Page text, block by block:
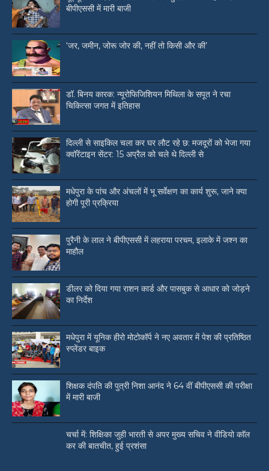
बीपीएससी में मारी बाजी
‘जर, जमीन, जोरू जोर की, नहीं तो किसी और की’
डॉ. बिनय कारक: न्यूरोफिजिशियन मिथिला के सपूत ने रचा
चिकित्सा जगत में इतिहास
दिल्ली से साइकिल चला कर घर लौट रहे छ: मजदूरों को भेजा गया
क्वॉरेंटाइन सेंटर: 15 अप्रैल को चले थे दिल्ली से
मधेपुरा के पांच और अंचलों में भू सर्वेक्षण का कार्य शुरू, जाने क्या
होगी पूरी प्रक्रिया
पुरैनी के लाल ने बीपीएससी में लहराया परचम, इलाके में जश्न का
माहौल
डीलर को दिया गया राशन कार्ड और पासबुक से आधार को जोड़ने
का निर्देश
मधेपुरा में यूनिक हीरो मोटोकॉर्प ने नए अवतार में पेश की प्रतिष्ठित
स्प्लेंडर बाइक
शिक्षक दंपति की पुत्री निशा आनंद ने 64 वीं बीपीएससी की परीक्षा
में मारी बाजी
चर्चा में: शिक्षिका जुही भारती से अपर मुख्य सचिव ने वीडियो काॅल
कर की बातचीत, हुई प्रशंसा